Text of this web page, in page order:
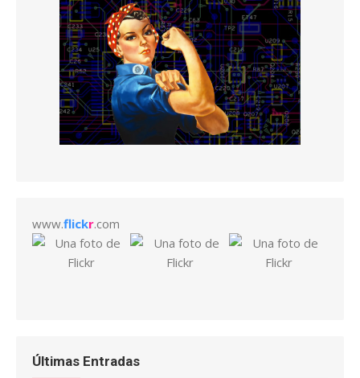
www.flickr.com
Últimas Entradas